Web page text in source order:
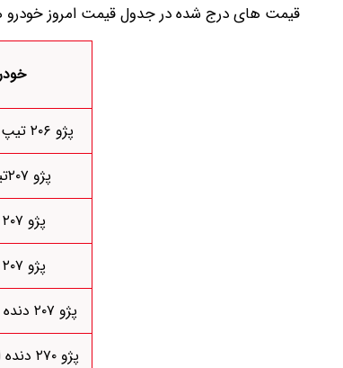
قیمت های درج شده در جدول قیمت امروز خودرو های ایران
پژو ۲۰۶ تیپ ۳ پانوراما
پژو ۲۰۷تیپ ۵
پژو ۲۰۷ TU3
پژو ۲۰۷ TU3
پژو ۲۰۷ دنده ای پانوراما
پژو ۲۷۰ دنده ای پانوراما